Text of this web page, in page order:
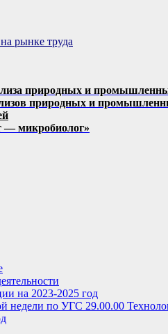
рынке труда
природных и
природных и
— микробиолог»
на 2023-2025 год
недели по УГС 29.00.00